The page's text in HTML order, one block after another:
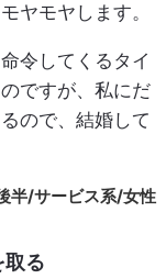
ヤモヤします。
令してくるタイ
ですが、私にだ
ので、結婚して
半/サービス系/女性
取る